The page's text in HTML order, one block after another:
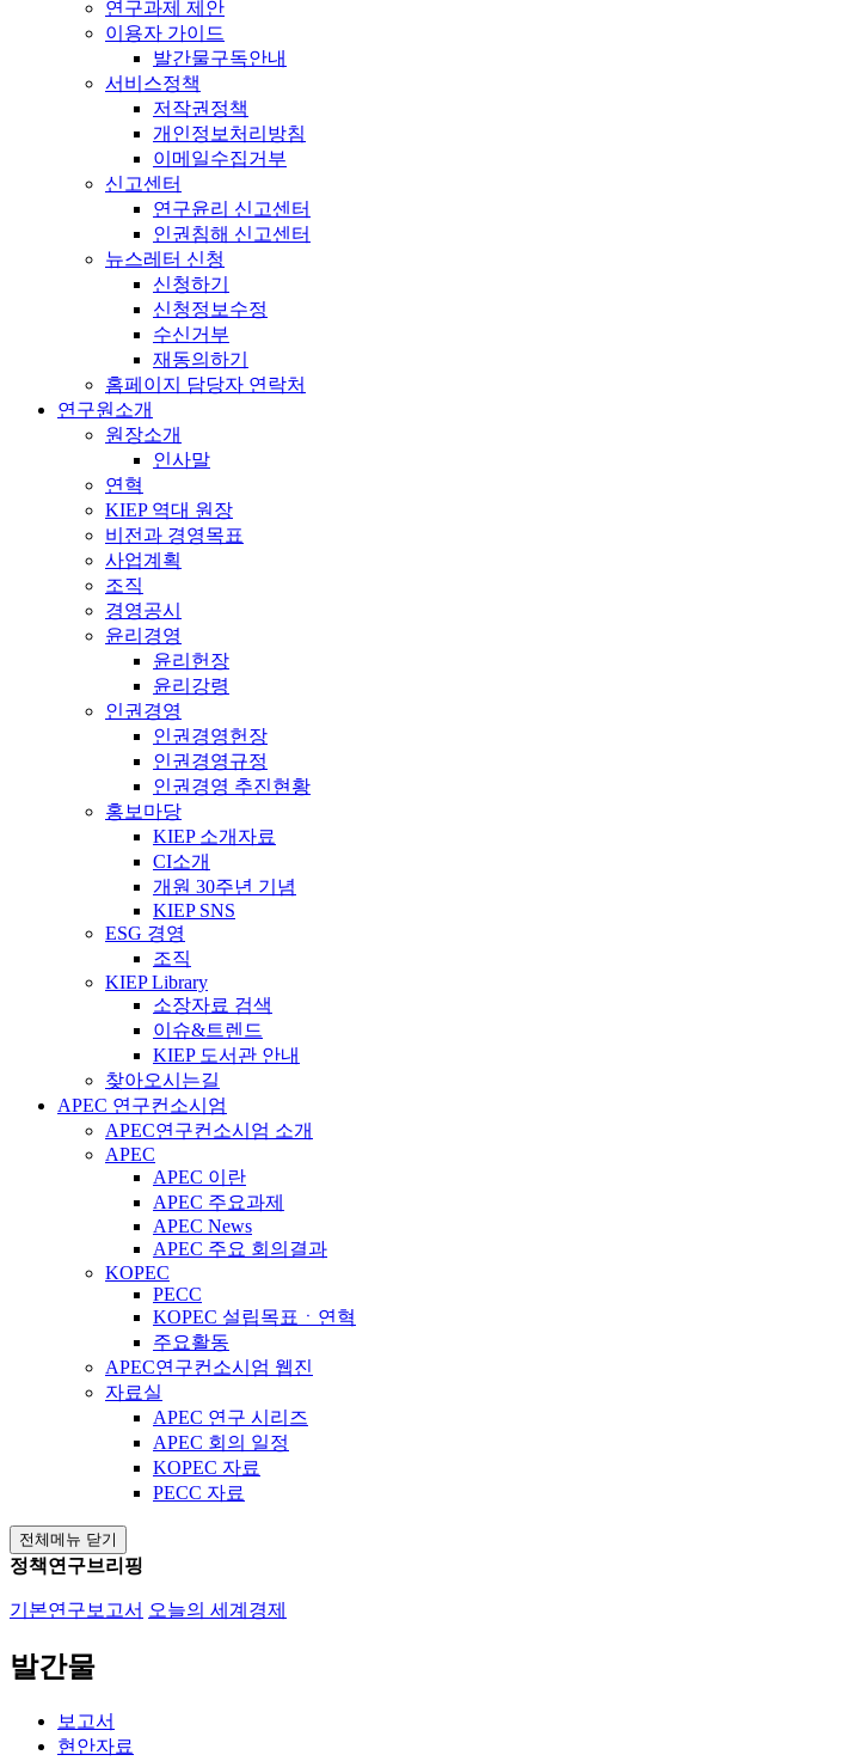
연구과제 제안
이용자 가이드
발간물구독안내
서비스정책
저작권정책
개인정보처리방침
이메일수집거부
신고센터
연구윤리 신고센터
인권침해 신고센터
뉴스레터 신청
신청하기
신청정보수정
수신거부
재동의하기
홈페이지 담당자 연락처
연구원소개
원장소개
인사말
연혁
KIEP 역대 원장
비전과 경영목표
사업계획
조직
경영공시
윤리경영
윤리헌장
윤리강령
인권경영
인권경영헌장
인권경영규정
인권경영 추진현황
홍보마당
KIEP 소개자료
CI소개
개원 30주년 기념
KIEP SNS
ESG 경영
조직
KIEP Library
소장자료 검색
이슈&트렌드
KIEP 도서관 안내
찾아오시는길
APEC 연구컨소시엄
APEC연구컨소시엄 소개
APEC
APEC 이란
APEC 주요과제
APEC News
APEC 주요 회의결과
KOPEC
PECC
KOPEC 설립목표ㆍ연혁
주요활동
APEC연구컨소시엄 웹진
자료실
APEC 연구 시리즈
APEC 회의 일정
KOPEC 자료
PECC 자료
전체메뉴 닫기
정책연구브리핑
기본연구보고서 오늘의 세계경제
발간물
보고서
현안자료